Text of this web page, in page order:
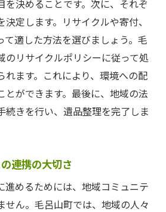
を決めることです。次に、それぞ
定します。リサイクルや寄付、
て適した方法を選びましょう。毛
のリサイクルポリシーに従って処
れます。これにより、環境への配
とができます。最後に、地域の法
続きを行い、遺品整理を完了しま
連携の大切さ
進めるためには、地域コミュニテ
せん。毛呂山町では、地域の人々